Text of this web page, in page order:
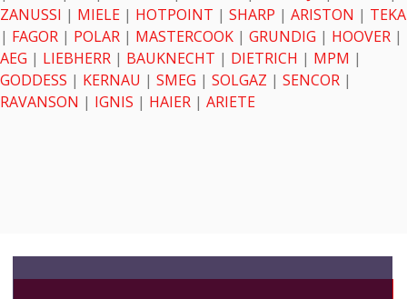
ZANUSSI | MIELE | HOTPOINT | SHARP | ARISTON | TEKA
| FAGOR | POLAR | MASTERCOOK | GRUNDIG | HOOVER |
AEG | LIEBHERR | BAUKNECHT | DIETRICH | MPM |
GODDESS | KERNAU | SMEG | SOLGAZ | SENCOR |
RAVANSON | IGNIS | HAIER | ARIETE